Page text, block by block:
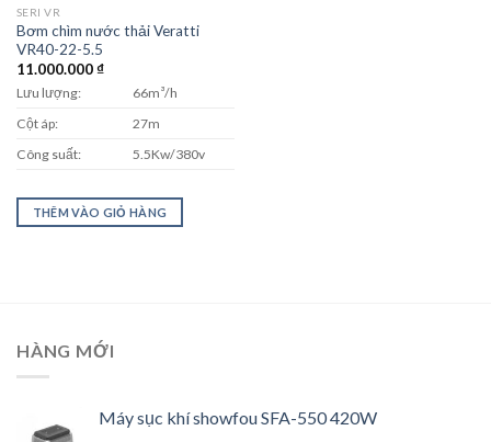
SERI VR
Bơm chìm nước thải Veratti
VR40-22-5.5
11.000.000₫
Lưu lượng:
66m³/h
Cột áp:
27m
Công suất:
5.5Kw/380v
THÊM VÀO GIỎ HÀNG
HÀNG MỚI
Máy sục khí showfou SFA-550 420W